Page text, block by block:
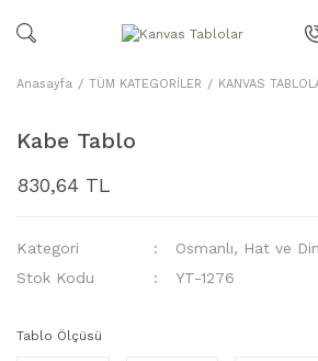
Anasayfa TÜM KATEGORİLER KANVAS
Kabe Tablo
830,64 TL
Kategori
Osmanlı, Hat ve
Stok Kodu
YT-1276
Tablo Ölçüsü